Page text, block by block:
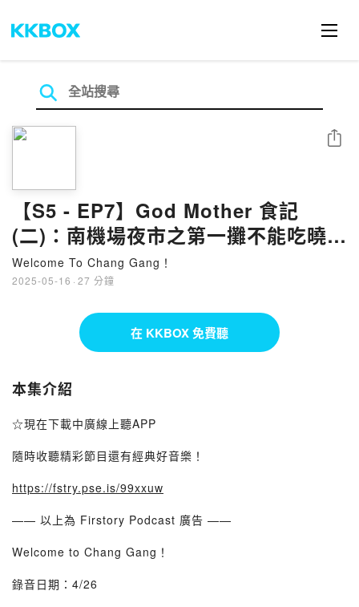
【S5 - EP7】God Mother 食記
(二)：南機場夜市之第一攤不能吃曉
迪，基隆崁仔頂美食有哪些?
Feat.Nova
Welcome To Chang Gang！
2025-05-16 · 27 分鐘
分享
在 KKBOX 免費聽
本集介紹
☆現在下載中廣線上聽APP
隨時收聽精彩節目還有經典好音樂！
https://fstry.pse.is/99xxuw
—— 以上為 Firstory Podcast 廣告 ——
Welcome to Chang Gang！
錄音日期：4/26